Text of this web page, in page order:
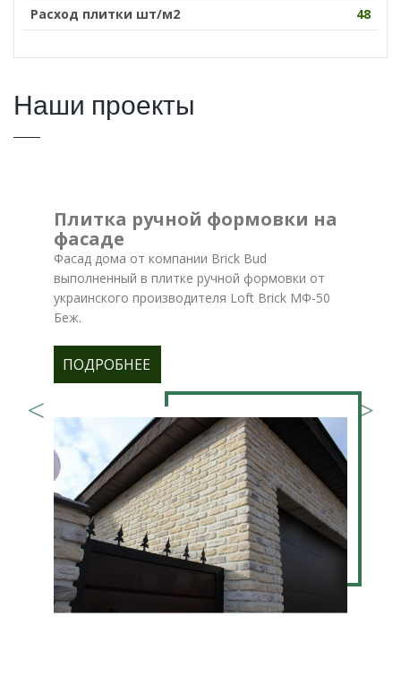
Расход плитки шт/м2
48
Наши проекты
Плитка ручной формовки на
фасаде
Фасад дома от компании Brick Bud
выполненный в плитке ручной формовки от
украинского производителя Loft Brick МФ-50
Беж.
ПОДРОБНЕЕ